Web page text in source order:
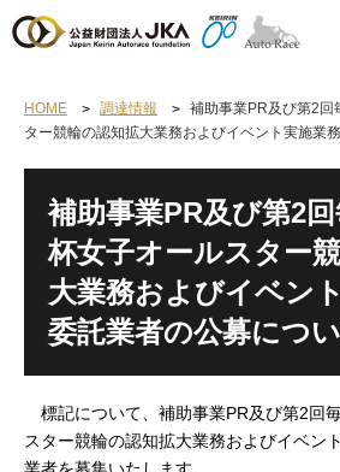
HOME 調達情報
補助事業PR及び第2回
ター競輪の認知拡大業務およびイベント実施業
補助事業PR及び第2
杯女子オールスター
大業務およびイベン
委託業者の公募につ
標記について、補助事業PR及び第2回
スター競輪の認知拡大業務およびイベン